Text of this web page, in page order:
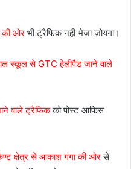
की ओर भी ट्रैफिक नही भेजा जोयगा।
स्कूल से GTC हेलीपैड जाने वाले
वाले ट्रैफिकको पोस्ट आफिस
क्षेत्र से आकाश गंगा की ओरसे